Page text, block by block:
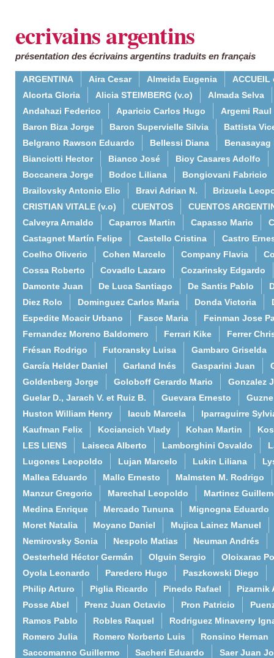
ecrivains argentins
présentation des écrivains argentins traduits en français
ARGENTINA Aira Cesar Almeida Eugenia
ACCUEIL
Alcorta Gloria
Alicia STEIMBERG (v.o)
Almada Selva
Andahazi Federico
Aparicio Carlos Hugo
Argemi Raul
Baron Biza Jorge
Baron Supervielle Silvia
Battista
Belgrano Rawson Eduardo
Bellessi Diana
Benasayag
Bianciotti Hector
Bianco José
Bioy Casares Adolfo
Boccanera Jorge
Bodoc Liliana
Bongiovani Fabricio
Brailovsky Antonio Elio
Bravi Adrian N.
Brizuela
CRISTIAN VITALE (v.o)
CUENTOS
CUENTOS
Calveyra Arnaldo
Caparros Martin Capasso Mario
Castagnet Martín Felipe
Castello Cristina
Castro
Coelho Oliverio
Cohen Marcelo Company Flavia
Cossa Roberto
Covadlo Lazaro
Cozarinsky Edgardo
Damonte Juan
De Luca Santiago De Santis Pablo
Diez Rolo
Dominguez Carlos Maria Donda Victoria
Espedite Moacir Urbano
Fasce Maria
Feinman Jose
Fernandez Moreno Baldomero
Ferrari Kike
Ferrer
Frésan Rodrigo
Futoransky Luisa
Gambaro Griselda
García Helder Daniel
Garland Inés Gasparini Juan
Goldenberg Jorge
Goloboff Gerardo Mario
Gonzalez
Guelar D., Jarach V. et Ruiz B.
Guevara Ernesto
Huston William Henry
Iacub Marcela
Iparraguirre
Kaufman Felix
Kociancich Vlady Kohan Martin
LES LIENS
Laiseca Alberto Lamborghini Osvaldo
Lugones Leopoldo
Lujan Marcelo Lukin Liliana
Mallea Eduardo
Mallo Ernesto
Malmsten M. Rodrigo
Manzur Gregorio
Marechal Leopoldo
Martinez
Medina Enrique
Mercado Tununa
Mignogna Eduardo
Moret Natalia
Moyano Daniel
Mujica Lainez Manuel
Nemirovsky Sonia
Nespolo Matias
Neuman Andrés
Oesterheld Héctor Germán
Olguin Sergio
Oloixarac
Oyola Leonardo
Paredero Hugo
Paszkowski Diego
Philip Arturo
Piglia Ricardo Pinedo Rafael
Pizarnik
Posse Abel
Prenz Juan Octavio Pron Patricio
Ramos Pablo
Robles Raquel
Rodriguez Minaverry
Romero Julia
Romero Norberto Luis
Ronsino Hernan
Saccomanno Guillermo
Sacheri Eduardo
Saer Juan